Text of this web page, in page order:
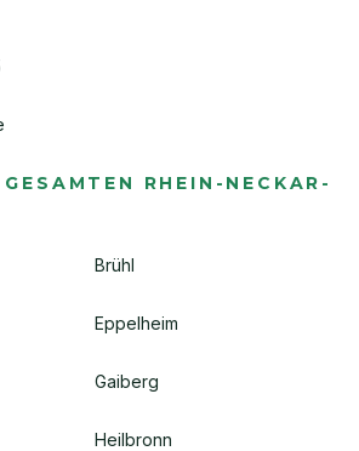
RHEIN-NECKAR-
Brühl
Eppelheim
Gaiberg
Heilbronn